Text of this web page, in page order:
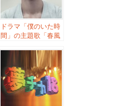
ドラマ「僕のいた時
間」の主題歌「春風